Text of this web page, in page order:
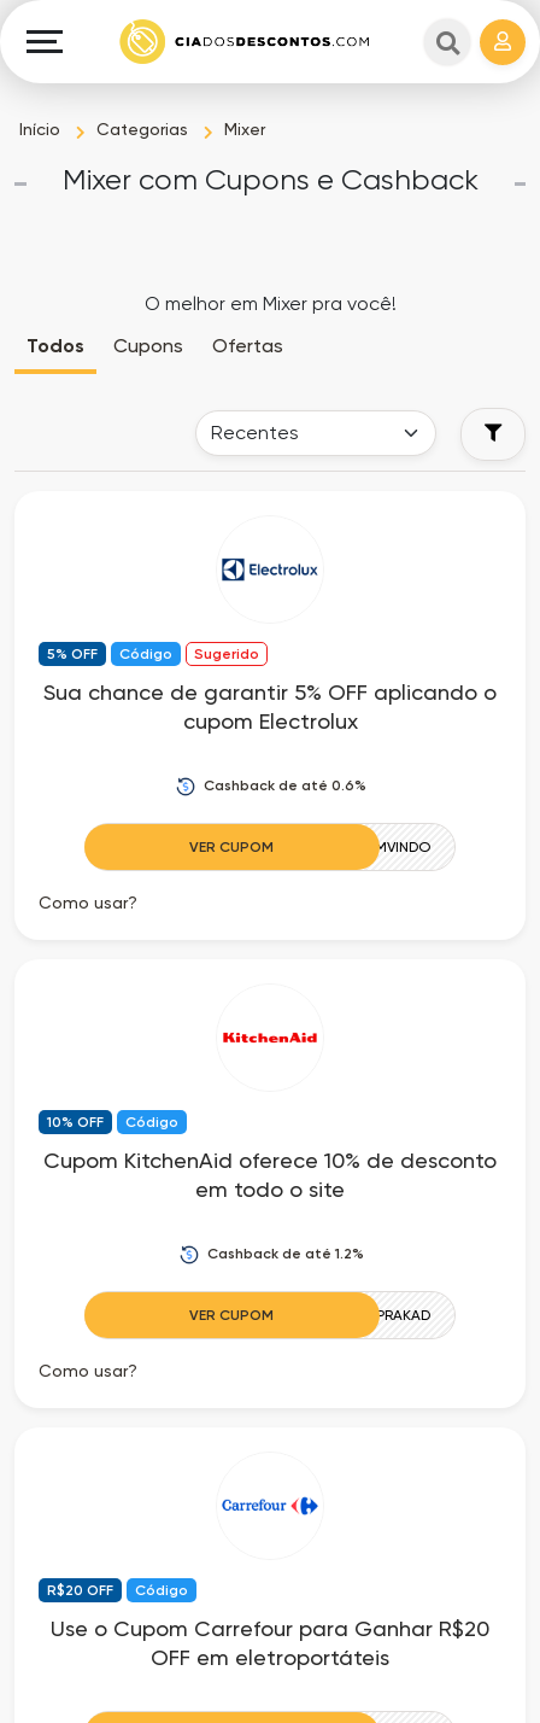
Cashback
Lojas
em
Especiais
Lojas
Departamentos
as
Ofertas
Explorar
Cupons
Ajuda
Descontos
Início Categorias Mixer
Mixer com Cupons e Cashback
O melhor em Mixer pra você!
Todos
Cupons Ofertas
5% OFF Código Sugerido
Sua chance de garantir 5% OFF aplicando o
cupom Electrolux
Cashback de até 0.6%
VER CUPOM SEJABEMVINDO
Como usar?
10% OFF Código
Cupom KitchenAid oferece 10% de desconto
em todo o site
Cashback de até 1.2%
VER CUPOM 10PRAKAD
Como usar?
R$20 OFF Código
Use o Cupom Carrefour para Ganhar R$20
OFF em eletroportáteis